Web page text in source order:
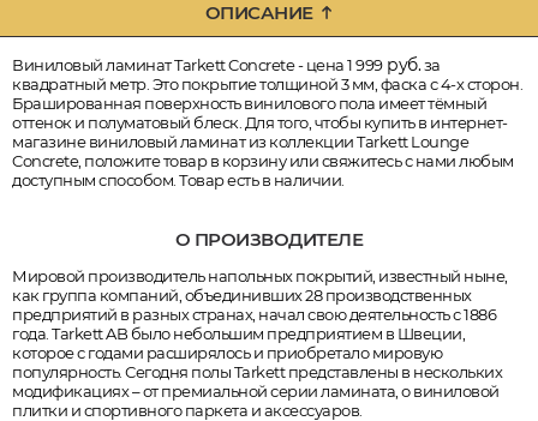
ОПИСАНИЕ
Виниловый ламинат Tarkett Concrete - цена 1 999руб.за
квадратный метр. Это покрытие толщиной 3 мм, фаска с 4-х сторон.
Брашированная поверхность винилового пола имеет тёмный
оттенок и полуматовый блеск. Для того, чтобы купить в интернет-
магазине виниловый ламинат из коллекции Tarkett Lounge
Concrete, положите товар в корзину или свяжитесь с нами любым
доступным способом. Товар есть в наличии.
О ПРОИЗВОДИТЕЛЕ
Мировой производитель напольных покрытий, известный ныне,
как группа компаний, объединивших 28 производственных
предприятий в разных странах, начал свою деятельность с 1886
года. Tarkett AB было небольшим предприятием в Швеции,
которое с годами расширялось и приобретало мировую
популярность. Сегодня полы Tarkett представлены в нескольких
модификациях – от премиальной серии ламината, о виниловой
плитки и спортивного паркета и аксессуаров.